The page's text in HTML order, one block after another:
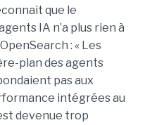
que le
IA n’a plus rien à
: « Les
plan des agents
pas aux
intégrées au
devenue trop